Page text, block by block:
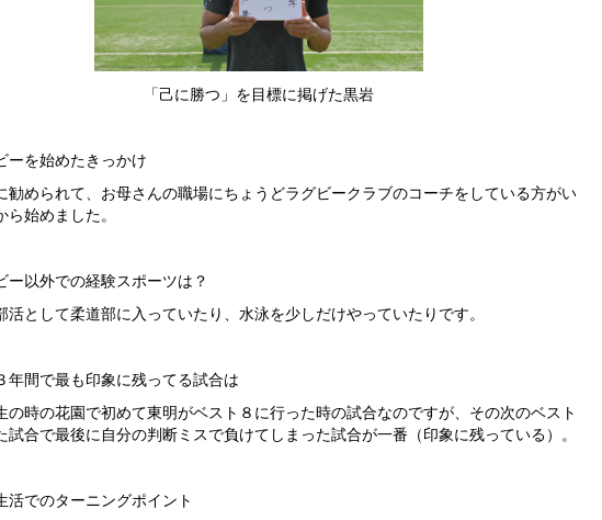
「己に勝つ」を目標に掲げた黒岩
ーを始めたきっかけ
勧められて、お母さんの職場にちょうどラグビークラブのコーチをしている方がい
始めました。
ー以外での経験スポーツは？
活として柔道部に入っていたり、水泳を少しだけやっていたりです。
年間で最も印象に残ってる試合は
の時の花園で初めて東明がベスト８に行った時の試合なのですが、その次のベスト
試合で最後に自分の判断ミスで負けてしまった試合が一番（印象に残っている）。
活でのターニングポイント